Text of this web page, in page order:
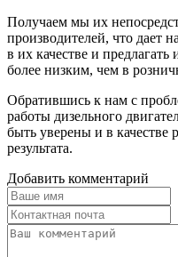
Получаем мы их
производителей, что дает
в их качестве и
более низким, чем в
Обратившись к нам с
работы дизельного
быть уверены и в качестве
результата.
Добавить комментарий